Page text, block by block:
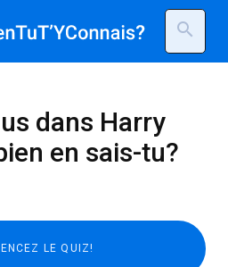
search
dans Harry
en sais-tu?